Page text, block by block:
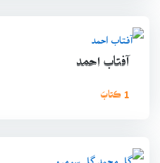
آفتاب احمد
1 ڪتابَ